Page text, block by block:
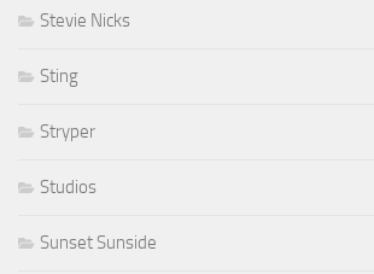
Stevie Nicks
Sting
Stryper
Studios
Sunset Sunside